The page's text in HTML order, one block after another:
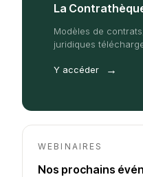
La
Modèles de
juridiques
Y accéder →
WEBINAIRES
Nos prochains